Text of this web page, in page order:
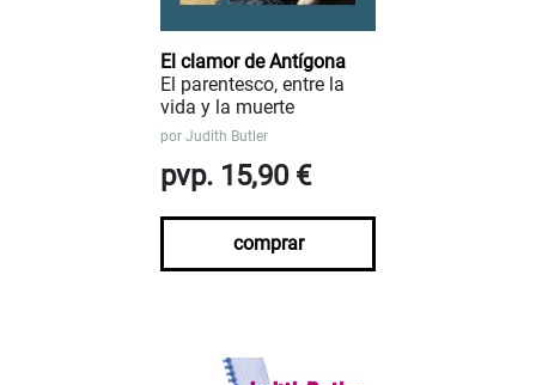
El clamor de Antígona
El parentesco, entre la
vida y la muerte
por Judith Butler
pvp. 15,90 €
comprar